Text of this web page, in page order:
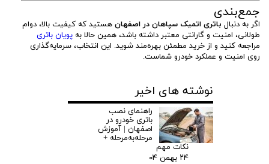
جمع‌بندی
اگر به دنبال باتری اتمیک سپاهان در اصفهان هستید که کیفیت بالا، دوام
طولانی، امنیت و گارانتی معتبر داشته باشد، همین حالا به پویان باتری
مراجعه کنید و از خرید مطمئن بهره‌مند شوید. این انتخاب، سرمایه‌گذاری
روی امنیت و عملکرد خودرو شماست.
نوشته های اخیر
راهنمای نصب
باتری خودرو در
اصفهان | آموزش
مرحله‌به‌مرحله +
نکات مهم
۲۴ بهمن ۰۴